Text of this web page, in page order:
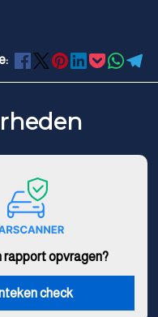
rapport opvragen?
check